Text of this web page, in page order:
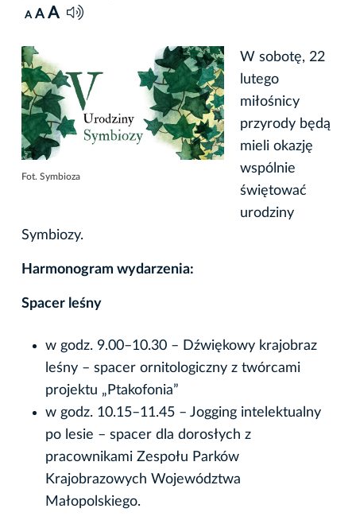
A A A
Fot. Symbioza
W sobotę, 22
lutego
miłośnicy
przyrody będą
mieli okazję
wspólnie
świętować
urodziny
Symbiozy.
Harmonogram wydarzenia:
Spacer leśny
w godz. 9.00–10.30 – Dźwiękowy krajobraz
leśny – spacer ornitologiczny z twórcami
projektu „Ptakofonia”
w godz. 10.15–11.45 – Jogging intelektualny
po lesie – spacer dla dorosłych z
pracownikami Zespołu Parków
Krajobrazowych Województwa
Małopolskiego.